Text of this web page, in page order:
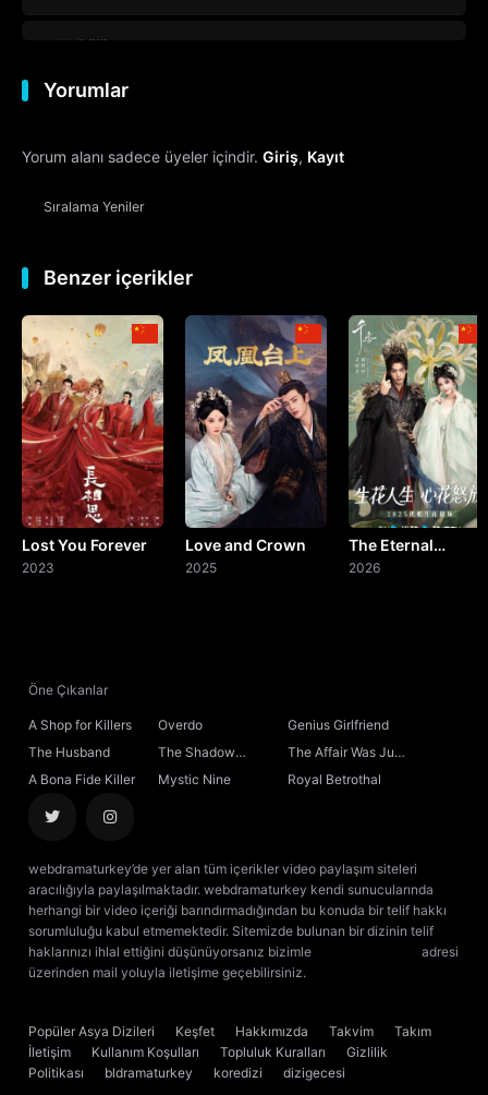
11. Bölüm
12. Bölüm
13. Bölüm
14. Bölüm
15. Bölüm
16. Bölüm
17. Bölüm
18. Bölüm
19. Bölüm
20. Bölüm
23. Bölüm
24. Bölüm
26. Bölüm
27. Bölüm
29. Bölüm
Yorumlar
Yorum alanı sadece üyeler içindir. Giriş, Kayıt
Sıralama Yeniler
Benzer içerikler
Lost You Forever
2023
Love and Crown
2025
The Eternal
Fragrance
2026
Öne Çıkanlar
A Shop for Killers Overdo
Genius Girlfriend
The Husband
The Shadow
Sovereign
The Affair Was Just
the Beginning
A Bona Fide Killer Mystic Nine Royal Betrothal
webdramaturkey’de yer alan tüm içerikler video paylaşım siteleri
aracılığıyla paylaşılmaktadır. webdramaturkey kendi sunucularında
herhangi bir video içeriği barındırmadığından bu konuda bir telif hakkı
sorumluluğu kabul etmemektedir. Sitemizde bulunan bir dizinin telif
haklarınızı ihlal ettiğini düşünüyorsanız bizimle
adresi
üzerinden mail yoluyla iletişime geçebilirsiniz.
Popüler Asya Dizileri Keşfet Hakkımızda Takvim
Takım
İletişim
Kullanım Koşulları Topluluk Kuralları
Gizlilik
Politikası
bldramaturkey koredizi
dizigecesi